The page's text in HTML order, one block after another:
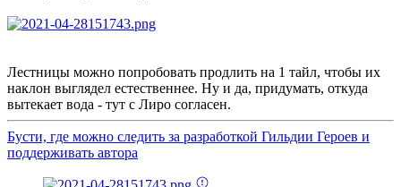
Лестницы можно попробовать продлить на 1 тайл, чтобы их
наклон выглядел естественнее. Ну и да, придумать, откуда
вытекает вода - тут с Лиро согласен.
Бусти, где можно следить за разработкой Гильдии Героев и
поддерживать автора